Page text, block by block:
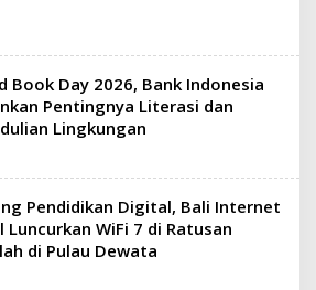
Book Day 2026, Bank Indonesia
Pentingnya Literasi dan
Lingkungan
Pendidikan Digital, Bali Internet
Luncurkan WiFi 7 di Ratusan
di Pulau Dewata